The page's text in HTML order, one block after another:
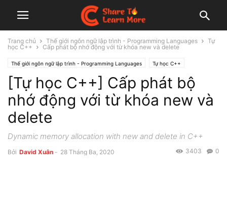
Trang chủ Thế giới ngôn ngữ lập trình - Programming Languages
Tự
học C++
Cấp phát bộ nhớ động với từ khóa new và delete
Thế giới ngôn ngữ lập trình - Programming Languages Tự học C++
[Tự học C++] Cấp phát bộ
nhớ động với từ khóa new và
delete
Dynamic memory allocation with new and delete in C++
Bởi David Xuân - 28 Tháng Ba, 2020 0
3403